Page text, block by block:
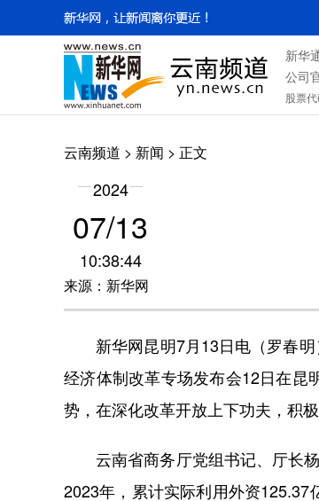
新华
公司
股票代
云南频道 > 新闻 > 正文
2024
07/13
10:38:44
来源：新华网
新华网昆明7月13日电（罗春明
经济体制改革专场发布会12日在昆
势，在深化改革开放上下功夫，积
云南省商务厅党组书记、厅长杨
2023年，累计实际利用外资